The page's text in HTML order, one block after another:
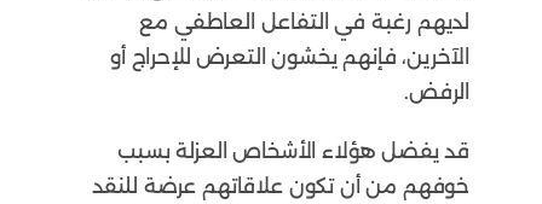
لديهم رغبة في التفاعل العاطفي مع
الآخرين، فإنهم يخشون التعرض للإحراج أو
الرفض.
قد يفضل هؤلاء الأشخاص العزلة بسبب
خوفهم من أن تكون علاقاتهم عرضة للنقد